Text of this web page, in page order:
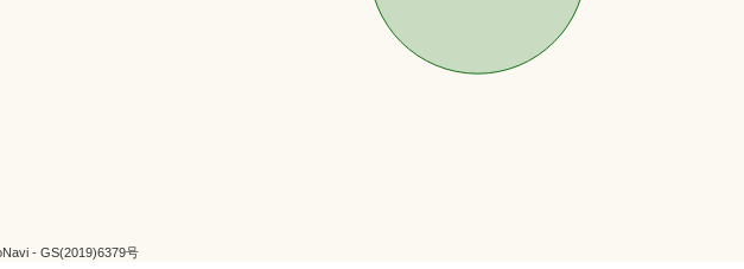
- GS(2019)6379号